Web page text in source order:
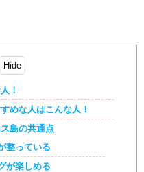
！
めな人はこんな人！
島の共通点
整っている
が楽しめる